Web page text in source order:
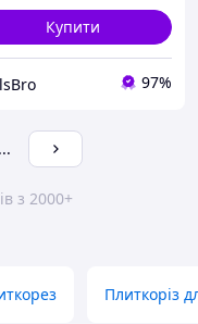
Купити
97%
...
з 2000+
Плиткоріз